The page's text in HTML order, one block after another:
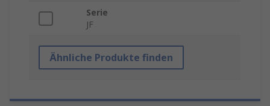
Serie
JF
Ähnliche Produkte finden